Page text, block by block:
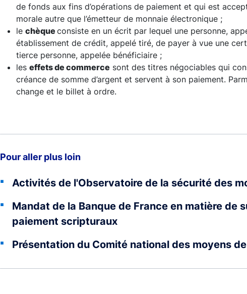
de fonds aux fins d’opérations de paiement et qui est
morale autre que l’émetteur de monnaie électronique ;
le chèque consiste en un écrit par lequel une personne,
établissement de crédit, appelé tiré, de payer à vue une
tierce personne, appelée bénéficiaire ;
les effets de commerce sont des titres négociables qui
créance de somme d’argent et servent à son paiement.
change et le billet à ordre.
Pour aller plus loin
Activités de l'Observatoire de la sécurité des
Mandat de la Banque de France en matière de
paiement scripturaux
Présentation du Comité national des moyens